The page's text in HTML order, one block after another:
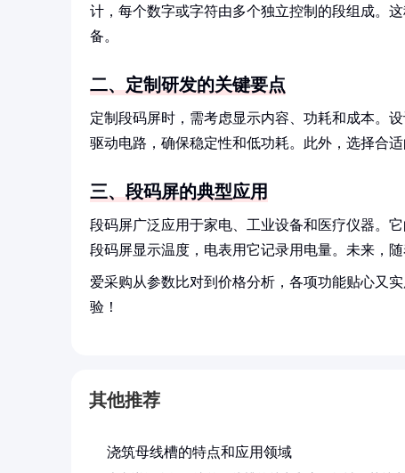
计，每个数字或字符由多个独立控制的段组成。
备。
二、定制研发的关键要点
定制段码屏时，需考虑显示内容、功耗和成本。
驱动电路，确保稳定性和低功耗。此外，选择合
三、段码屏的典型应用
段码屏广泛应用于家电、工业设备和医疗仪器。
段码屏显示温度，电表用它记录用电量。未来，
爱采购从参数比对到价格分析，各项功能贴心又
验！
其他推荐
浇筑母线槽的特点和应用领域